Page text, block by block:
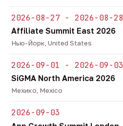
2026-08-27 - 2026-08-28
Affiliate Summit East 2026
Нью-Йорк, United States
2026-09-01 - 2026-09-03
SiGMA North America 2026
Мехико, Mexico
2026-09-03